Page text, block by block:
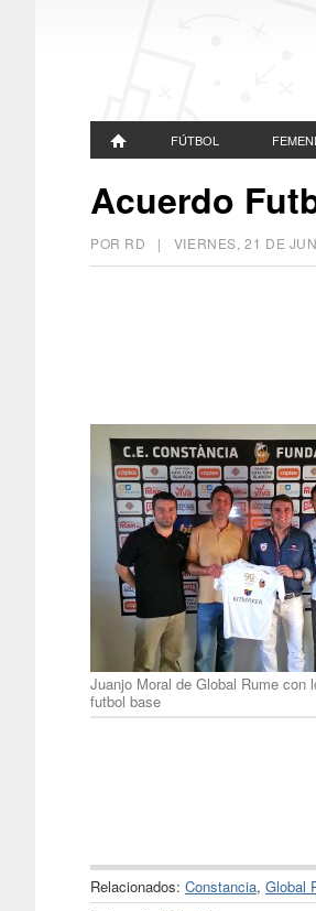
FÚTBOL
Acuerdo
POR RD | VIERNES, 21 DE
Juanjo Moral de Global Rume con
futbol base
Relacionados: Constancia, Global